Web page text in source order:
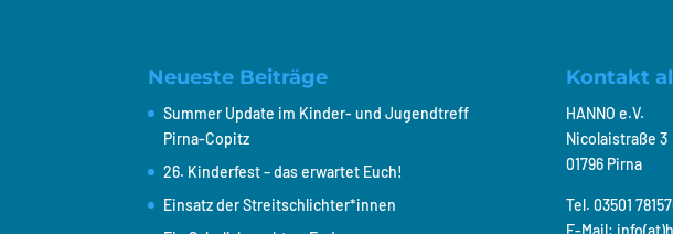
Neueste Beiträge
Summer Update im Kinder- und Jugendtreff
Pirna-Copitz
26. Kinderfest – das erwartet Euch!
Einsatz der Streitschlichter*innen
Kontakt
HANNO e.V.
Nicolaistraße 3
01796 Pirna
Tel. 03501